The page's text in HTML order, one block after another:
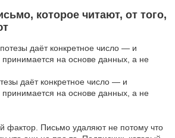
которое читают, от того,
даёт конкретное число ― и
на основе данных, а не
фактор. Письмо удаляют не потому что